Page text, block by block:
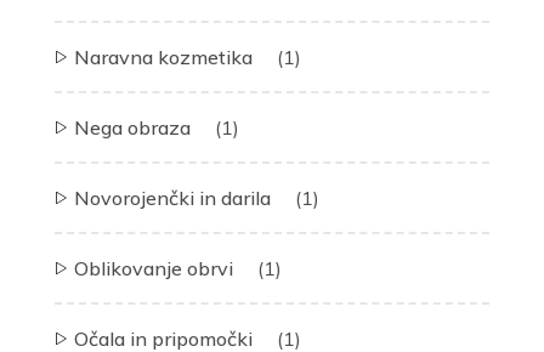
Naravna kozmetika (1)
Nega obraza (1)
Novorojenčki in darila (1)
Oblikovanje obrvi (1)
Očala in pripomočki (1)